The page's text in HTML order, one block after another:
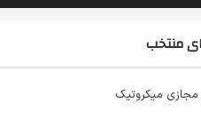
منتخب
مجازی میکروتیک